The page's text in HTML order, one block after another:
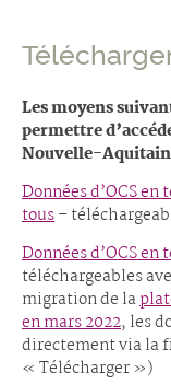
Les moyens
permettre
Nouvelle-
Données d’OCS
tous–
Données d’OCS
téléchargeables
migration de la
en mars 2022, les
directement via la
« Télécharger »)